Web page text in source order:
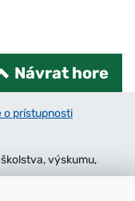
Návrat hore
o prístupnosti
výskumu,